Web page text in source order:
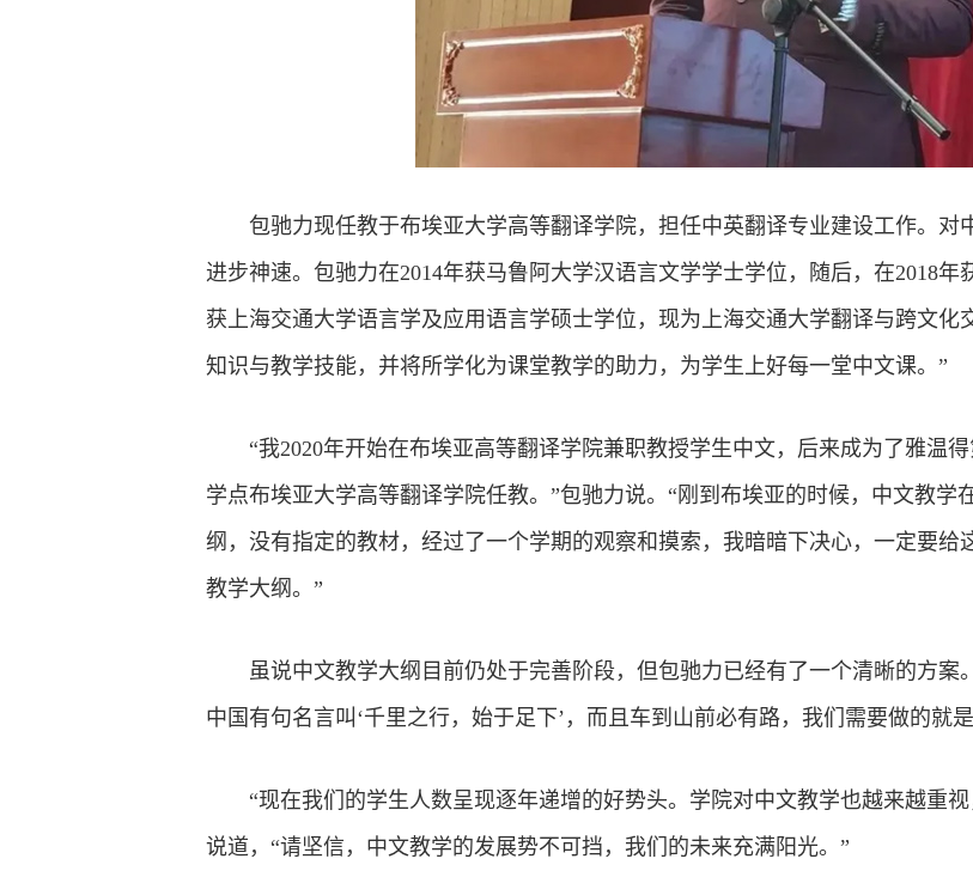
包驰力现任教于布埃亚大学高等翻译学院，担任中英翻译专业建设工作。
进步神速。包驰力在2014年获马鲁阿大学汉语言文学学士学位，随后，在2018
获上海交通大学语言学及应用语言学硕士学位，现为上海交通大学翻译与跨文
知识与教学技能，并将所学化为课堂教学的助力，为学生上好每一堂中文课。”
“我2020年开始在布埃亚高等翻译学院兼职教授学生中文，后来成为了雅温
学点布埃亚大学高等翻译学院任教。”包驰力说。“刚到布埃亚的时候，中文教
纲，没有指定的教材，经过了一个学期的观察和摸索，我暗暗下决心，一定要
教学大纲。”
虽说中文教学大纲目前仍处于完善阶段，但包驰力已经有了一个清晰的方案
中国有句名言叫‘千里之行，始于足下’，而且车到山前必有路，我们需要做的就
“现在我们的学生人数呈现逐年递增的好势头。学院对中文教学也越来越重
说道，“请坚信，中文教学的发展势不可挡，我们的未来充满阳光。”